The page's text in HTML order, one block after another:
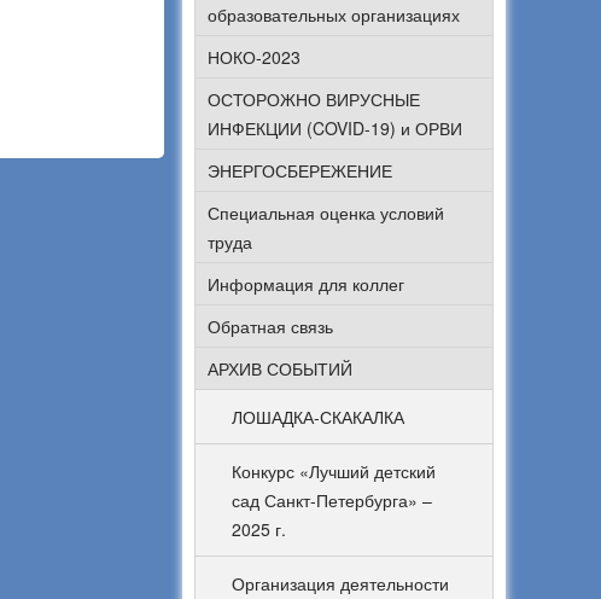
образовательных организациях
НОКО-2023
ОСТОРОЖНО ВИРУСНЫЕ
ИНФЕКЦИИ (COVID-19) и ОРВИ
ЭНЕРГОСБЕРЕЖЕНИЕ
Специальная оценка условий
труда
Информация для коллег
Обратная связь
АРХИВ СОБЫТИЙ
ЛОШАДКА-СКАКАЛКА
Конкурс «Лучший детский
сад Санкт-Петербурга» –
2025 г.
Организация деятельности